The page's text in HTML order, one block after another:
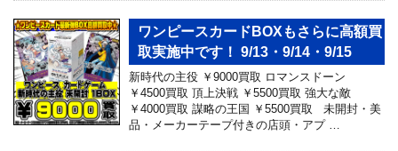
ワンピースカードBOXもさらに高額買
取実施中です！ 9/13・9/14・9/15
新時代の主役 ￥9000買取 ロマンスドーン
￥4500買取 頂上決戦 ￥5500買取 強大な敵
￥4000買取 謀略の王国 ￥5500買取 未開封・美
品・メーカーテープ付きの店頭・アプ …